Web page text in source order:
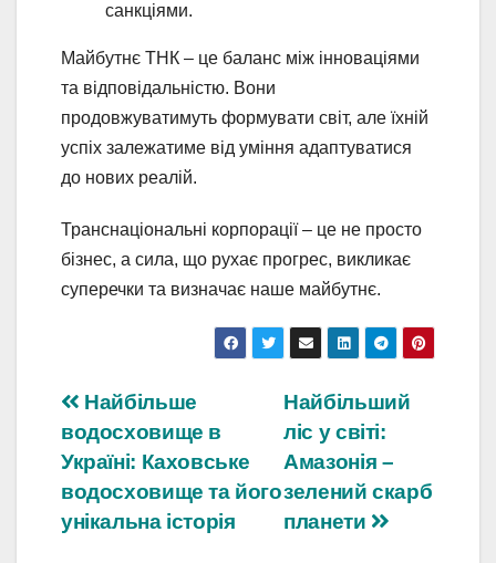
санкціями.
Майбутнє ТНК – це баланс між інноваціями
та відповідальністю. Вони
продовжуватимуть формувати світ, але їхній
успіх залежатиме від уміння адаптуватися
до нових реалій.
Транснаціональні корпорації – це не просто
бізнес, а сила, що рухає прогрес, викликає
суперечки та визначає наше майбутнє.
Навігація
записів
Найбільший
ліс у світі:
Амазонія –
зелений скарб
планети
Найбільше
водосховище в
Україні: Каховське
водосховище та його
унікальна історія